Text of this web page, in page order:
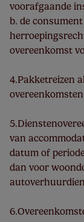
voorafgaande
b. de
overeenkomst
4.Pakketreizen
van
datum of
dan voor